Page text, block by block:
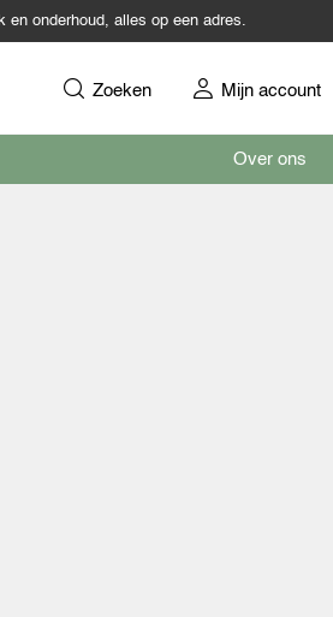
en onderhoud, alles op een adres.
Zoeken Mijn account
Over ons